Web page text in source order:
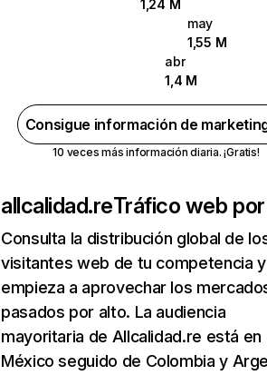
1,24 M
may
1,55 M
abr
1,4 M
Consigue información de
10 veces más información diaria. ¡Gratis!
allcalidad.reTráfico web
Consulta la distribución global de
visitantes web de tu competencia y
empieza a aprovechar los
pasados por alto. La audiencia
mayoritaria de Allcalidad.re está en
México seguido de Colombia y